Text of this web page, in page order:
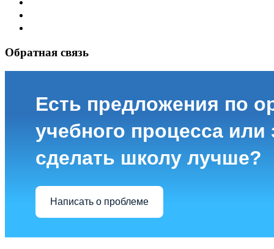
Обратная связь
Есть предложения по
учебного процесса или
сделать школу лучше?
Написать о проблеме